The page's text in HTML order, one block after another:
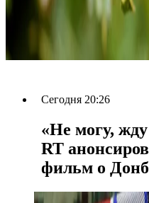
Сегодня 20:26
«Не могу,
RT
фильм о